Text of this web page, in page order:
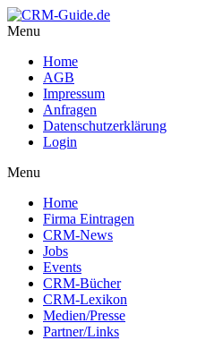
Menu
Home
AGB
Impressum
Anfragen
Datenschutzerklärung
Login
Menu
Home
Firma Eintragen
CRM-News
Jobs
Events
CRM-Bücher
CRM-Lexikon
Medien/Presse
Partner/Links